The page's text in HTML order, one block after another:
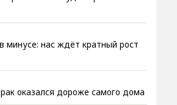
в минусе: нас ждёт кратный рост
оказался дороже самого дома